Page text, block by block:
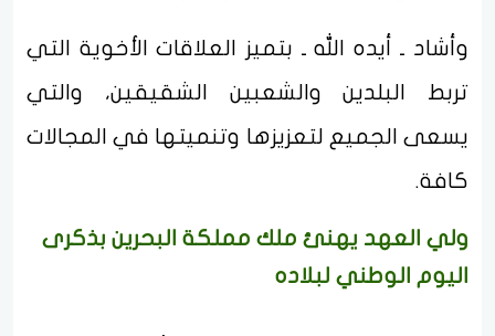
وأشاد ـ أيده الله ـ بتميز العلاقات الأخوية التي
تربط البلدين والشعبين الشقيقين، والتي
يسعى الجميع لتعزيزها وتنميتها في المجالات
كافة.
ولي العهد يهنئ ملك مملكة البحرين بذكرى
اليوم الوطني لبلاده